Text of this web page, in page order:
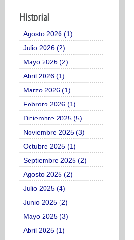
Historial
Agosto 2026 (1)
Julio 2026 (2)
Mayo 2026 (2)
Abril 2026 (1)
Marzo 2026 (1)
Febrero 2026 (1)
Diciembre 2025 (5)
Noviembre 2025 (3)
Octubre 2025 (1)
Septiembre 2025 (2)
Agosto 2025 (2)
Julio 2025 (4)
Junio 2025 (2)
Mayo 2025 (3)
Abril 2025 (1)